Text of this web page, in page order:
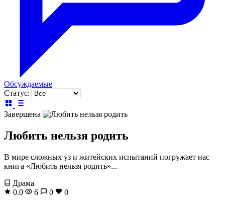
Обсуждаемые
Статус:
Завершена
Любить нельзя родить
В мире сложных уз и житейских испытаний погружает нас
книга «Любить нельзя родить»...
Драма
0.0
6 0 0